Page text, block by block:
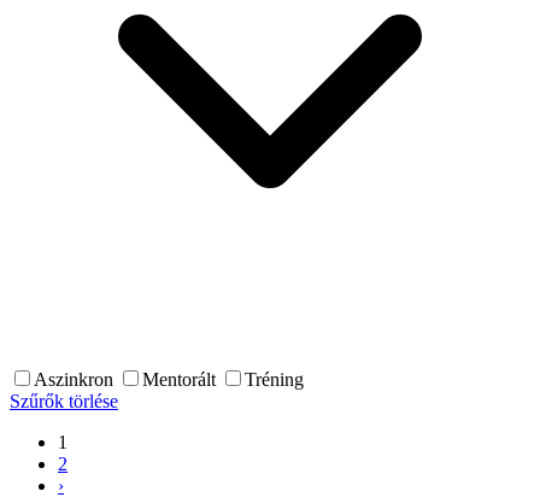
Aszinkron Mentorált
Tréning
Szűrők törlése
1
2
›